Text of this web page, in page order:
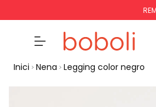
Inici Nena Legging color negro